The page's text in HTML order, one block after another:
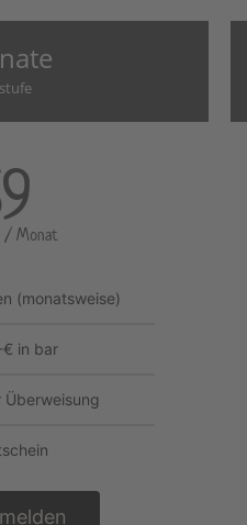
/ Monat
(monatsweise)
€ in bar